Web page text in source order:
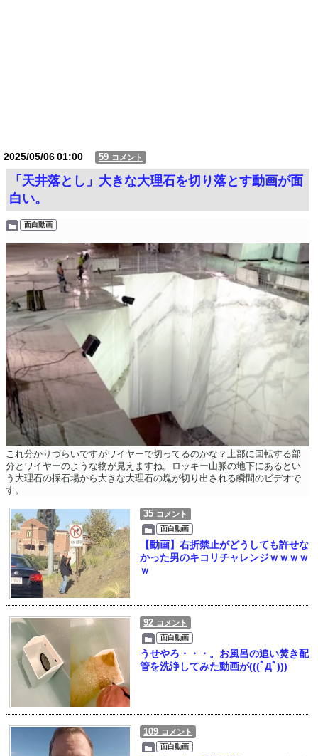
2025/05/0601:00 59 コメント
「天井落とし」大きな大理石を切り落とす動画が面
白い。
面白動画
これ分かりづらいですがワイヤーで切ってるのかな？上部に回転する部
分とワイヤーのような物が見えますね。ロッキー山脈の地下にあるとい
う大理石の採石場から大きな大理石の塊が切り出される瞬間のビデオで
す。
35 コメント
面白動画
【動画】右折禁止がどうしても許せな
かった男のキコリチャレンジｗｗｗｗ
ｗ
92 コメント
面白動画
うせやろ・・・。お風呂の追い焚き配
管を洗浄してみた動画が(((ﾟДﾟ)))
109 コメント
面白動画